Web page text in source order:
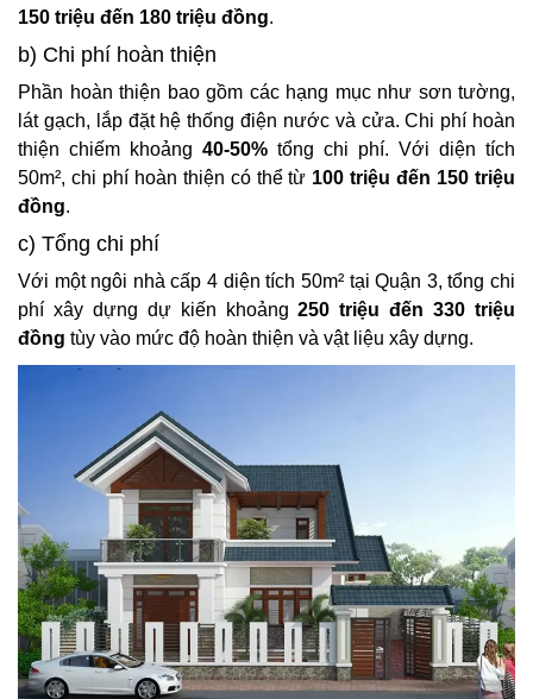
150 triệu đến 180 triệu đồng.
b) Chi phí hoàn thiện
Phần hoàn thiện bao gồm các hạng mục như sơn tường,
lát gạch, lắp đặt hệ thống điện nước và cửa. Chi phí hoàn
thiện chiếm khoảng 40-50% tổng chi phí. Với diện tích
50m², chi phí hoàn thiện có thể từ 100 triệu đến 150 triệu
đồng.
c) Tổng chi phí
Với một ngôi nhà cấp 4 diện tích 50m² tại Quận 3, tổng chi
phí xây dựng dự kiến khoảng250 triệu đến 330 triệu
đồng tùy vào mức độ hoàn thiện và vật liệu xây dựng.